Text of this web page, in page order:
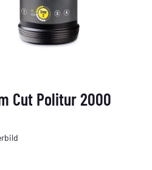
Cut Politur 2000